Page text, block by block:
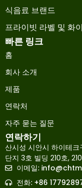
식음료 브랜드
프라이빗 라벨 및 화
빠른 링크
홈
회사 소개
제품
연락처
자주 묻는 질문
연락하기
산시성 시안시 하이테
단지 3호 빌딩 210호,
이메일:
전화: +86Japanese